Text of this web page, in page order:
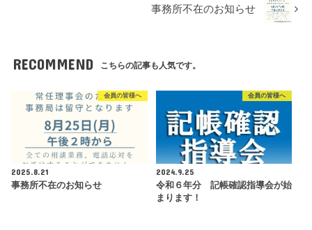
事務所不在のお知らせ
RECOMMEND こちらの記事も人気です。
会員の皆様へ
2025.8.21
事務所不在のお知らせ
会員の皆様へ
2024.9.25
令和６年分 記帳確認指導会が始
まります！